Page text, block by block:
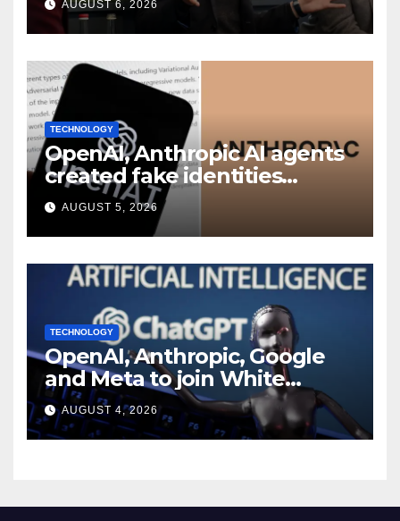
shakeup
AUGUST 6, 2026
TECHNOLOGY
OpenAI, Anthropic AI agents
created fake identities
during UK cyber tests:
Report
AUGUST 5, 2026
TECHNOLOGY
OpenAI, Anthropic, Google
and Meta to join White
House AI security meeting
AUGUST 4, 2026